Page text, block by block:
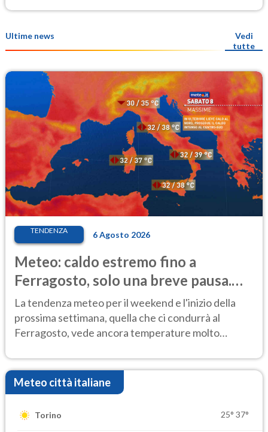
Ultime news
Vedi
tutte
TENDENZA 6 Agosto 2026
Meteo: caldo estremo fino a
Ferragosto, solo una breve pausa.
Ecco dove
La tendenza meteo per il weekend e l'inizio della
prossima settimana, quella che ci condurrà al
Ferragosto, vede ancora temperature molto
Meteo città italiane
Torino 25° 37°